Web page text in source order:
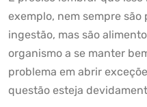
exemplo, nem sempre são
ingestão, mas são
organismo a se manter
problema em abrir
questão esteja